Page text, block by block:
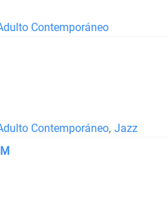
Contemporáneo
Contemporáneo, Jazz